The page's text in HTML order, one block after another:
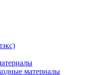
материалы